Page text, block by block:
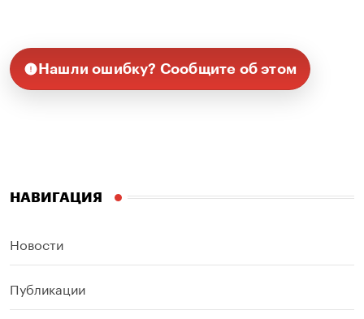
Нашли ошибку? Сообщите об этом
НАВИГАЦИЯ
Новости
Публикации